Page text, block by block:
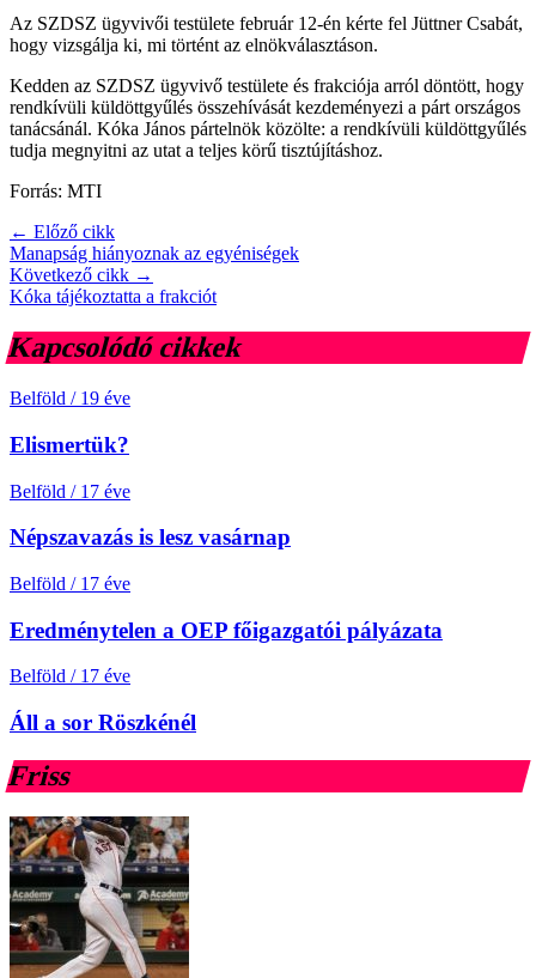
Az SZDSZ ügyvivői testülete február 12-én kérte fel Jüttner Csabát,
hogy vizsgálja ki, mi történt az elnökválasztáson.
Kedden az SZDSZ ügyvivő testülete és frakciója arról döntött, hogy
rendkívüli küldöttgyűlés összehívását kezdeményezi a párt országos
tanácsánál. Kóka János pártelnök közölte: a rendkívüli küldöttgyűlés
tudja megnyitni az utat a teljes körű tisztújításhoz.
Forrás: MTI
← Előző cikk
Manapság hiányoznak az egyéniségek
Következő cikk →
Kóka tájékoztatta a frakciót
Kapcsolódó cikkek
Belföld / 19 éve
Elismertük?
Belföld / 17 éve
Népszavazás is lesz vasárnap
Belföld / 17 éve
Eredménytelen a OEP főigazgatói pályázata
Belföld / 17 éve
Áll a sor Röszkénél
Friss